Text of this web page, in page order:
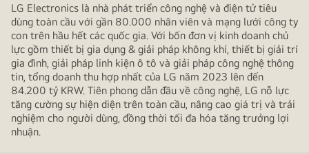
LG Electronics là nhà phát triển công nghệ và điện tử tiêu
dùng toàn cầu với gần 80.000 nhân viên và mạng lưới công ty
con trên hầu hết các quốc gia. Với bốn đơn vị kinh doanh chủ
lực gồm thiết bị gia dụng & giải pháp không khí, thiết bị giải trí
gia đình, giải pháp linh kiện ô tô và giải pháp công nghệ thông
tin, tổng doanh thu hợp nhất của LG năm 2023 lên đến
84.200 tỷ KRW. Tiên phong dẫn đầu về công nghệ, LG nỗ lực
tăng cường sự hiện diện trên toàn cầu, nâng cao giá trị và trải
nghiệm cho người dùng, đồng thời tối đa hóa tăng trưởng lợi
nhuận.